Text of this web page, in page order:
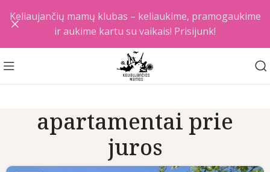
apartamentai prie
juros
Keliaujančių mamų klubas – keliaukime, pramogaukime
ir aukime kartu su vaikais! Prisijunk!